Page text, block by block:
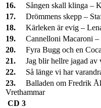
16.
Sången skall klinga –
17. Drömmens skepp –
18. Kärleken är evig –
19. Cannelloni Macaroni –
20. Fyra Bugg och en
21. Jag blir hellre jagad av
22. Så länge vi har
23. Balladen om Fredrik
Vrethammar
CD 3